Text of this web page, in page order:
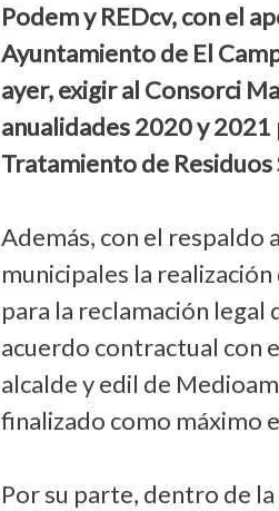
Podem y REDcv, con el
Ayuntamiento de El
ayer, exigir al Consorci
anualidades 2020 y
Tratamiento de Residuos
Además, con el respaldo
municipales la
para la reclamación
acuerdo contractual con
alcalde y edil de
finalizado como máximo
Por su parte, dentro de